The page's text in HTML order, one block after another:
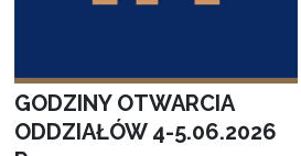
GODZINY OTWARCIA
ODDZIAŁÓW 4-5.06.2026